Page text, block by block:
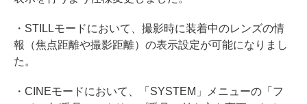
・STILLモードにおいて、撮影時に装着中のレンズの情
報（焦点距離や撮影距離）の表示設定が可能になりまし
た。
・CINEモードにおいて、「SYSTEM」メニューの「フ